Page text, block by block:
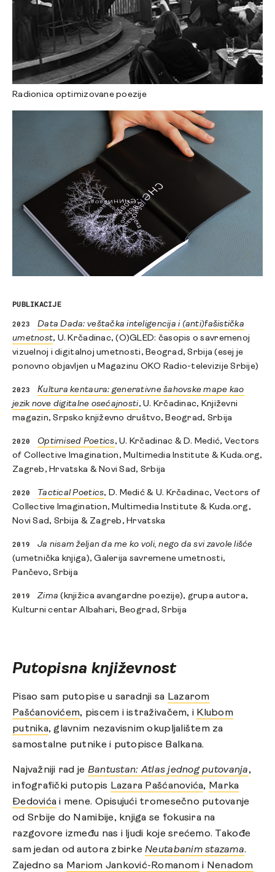
PUBLIKACIJE
2023
Data Dada: veštačka inteligencija i (anti)fašistička
umetnost, U. Krčadinac, (O)GLED: časopis o savremenoj
vizuelnoj i digitalnoj umetnosti, Beograd, Srbija (esej je
ponovno objavljen u Magazinu OKO Radio-televizije Srbije)
2023
Кultura kentaura: generativne šahovske mape kao
jezik nove digitalne osećajnosti, U. Krčadinac, Književni
magazin, Srpsko književno društvo, Beograd, Srbija
2020 Optimised Poetics, U. Krčadinac & D. Medić, Vectors
of Collective Imagination, Multimedia Institute & Kuda.org,
Zagreb, Hrvatska & Novi Sad, Srbija
2020 Tactical Poetics, D. Medić & U. Krčadinac, Vectors of
Collective Imagination, Multimedia Institute & Kuda.org,
Novi Sad, Srbija & Zagreb, Hrvatska
2019
Ja nisam željan da me ko voli, nego da svi zavole lišće
(umetnička knjiga), Galerija savremene umetnosti,
Pančevo, Srbija
2019 Zima (knjižica avangardne poezije), grupa autora,
Kulturni centar Albahari, Beograd, Srbija
Radionica optimizovane poezije
Putopisna književnost
Pisao sam putopise u saradnji sa Lazarom
Pašćanovićem, piscem i istraživačem, i Klubom
putnika, glavnim nezavisnim okupljalištem za
samostalne putnike i putopisce Balkana.
Najvažniji rad je Bantustan: Atlas jednog putovanja,
infografički putopis Lazara Pašćanovića, Marka
Đedovića i mene. Opisujući tromesečno putovanje
od Srbije do Namibije, knjiga se fokusira na
razgovore između nas i ljudi koje srećemo. Takođe
sam jedan od autora zbirkeNeutabanim stazama.
Zajedno sa Mariom Janković-Romanom i Nenadom